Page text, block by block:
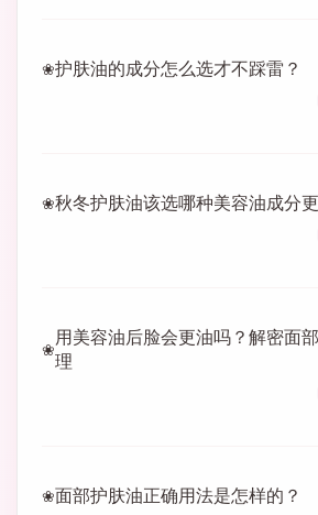
护肤油的成分怎么选才不踩雷？
秋冬护肤油该选哪种美容油成分
用美容油后脸会更油吗？解密面
理
面部护肤油正确用法是怎样的？